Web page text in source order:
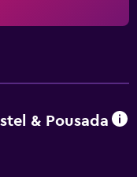
& Pousada